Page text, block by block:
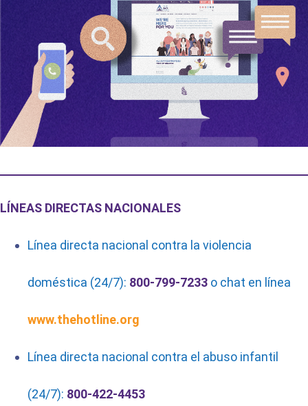
LÍNEAS DIRECTAS NACIONALES
Línea directa nacional contra la violencia
doméstica (24/7): 800-799-7233 o chat en línea
www.thehotline.org
Línea directa nacional contra el abuso infantil
(24/7): 800-422-4453